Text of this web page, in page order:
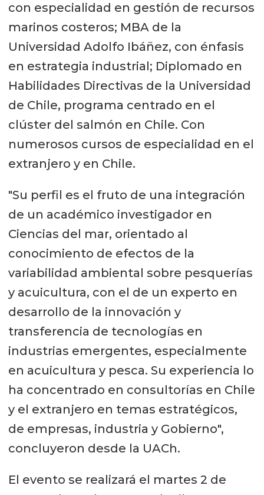
con especialidad en gestión de recursos
marinos costeros; MBA de la
Universidad Adolfo Ibáñez, con énfasis
en estrategia industrial; Diplomado en
Habilidades Directivas de la Universidad
de Chile, programa centrado en el
clúster del salmón en Chile. Con
numerosos cursos de especialidad en el
extranjero y en Chile.
"Su perfil es el fruto de una integración
de un académico investigador en
Ciencias del mar, orientado al
conocimiento de efectos de la
variabilidad ambiental sobre pesquerías
y acuicultura, con el de un experto en
desarrollo de la innovación y
transferencia de tecnologías en
industrias emergentes, especialmente
en acuicultura y pesca. Su experiencia lo
ha concentrado en consultorías en Chile
y el extranjero en temas estratégicos,
de empresas, industria y Gobierno",
concluyeron desde la UACh.
El evento se realizará el martes 2 de